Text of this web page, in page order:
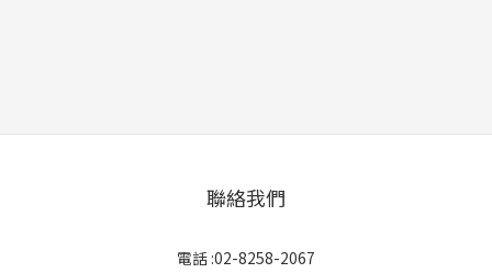
聯絡我們
電話 :02-8258-2067